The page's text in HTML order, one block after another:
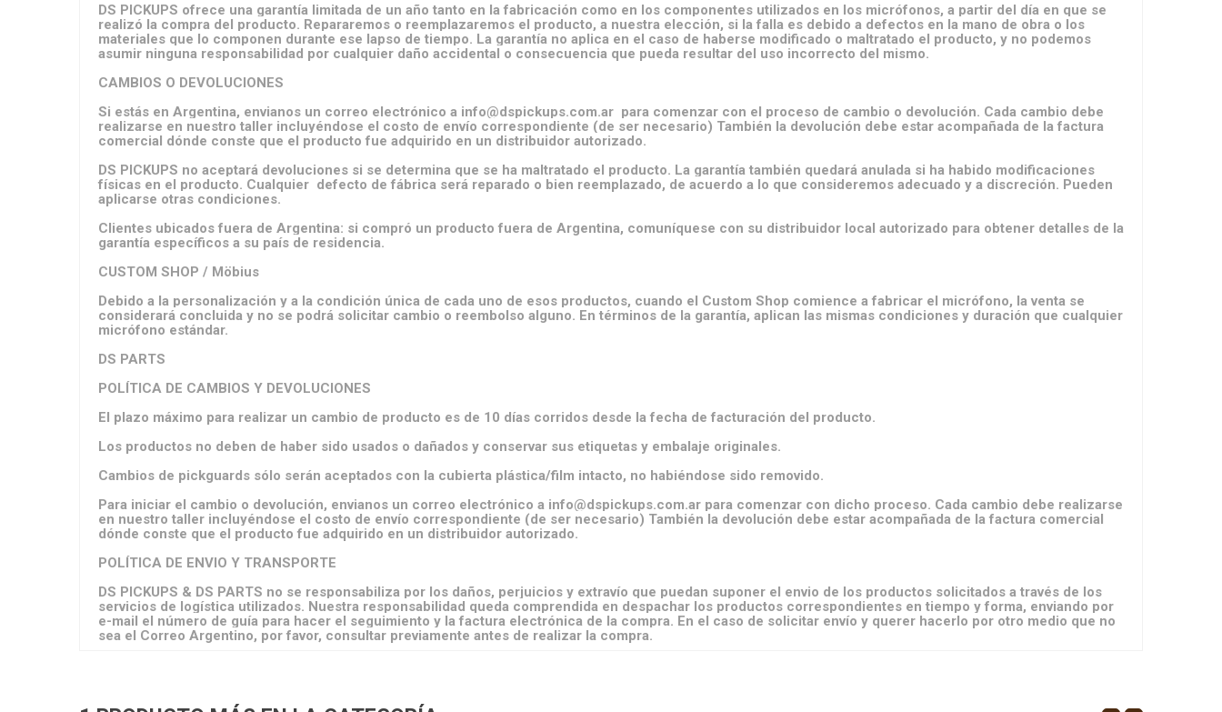
DS PICKUPS ofrece una garantía limitada de un año tanto en la fabricación como en los componentes utilizados en los micrófonos, a partir del día en que se
realizó la compra del producto. Repararemos o reemplazaremos el producto, a nuestra elección, si la falla es debido a defectos en la mano de obra o los
materiales que lo componen durante ese lapso de tiempo. La garantía no aplica en el caso de haberse modificado o maltratado el producto, y no podemos
asumir ninguna responsabilidad por cualquier daño accidental o consecuencia que pueda resultar del uso incorrecto del mismo.
CAMBIOS O DEVOLUCIONES
Si estás en Argentina, envianos un correo electrónico a info@dspickups.com.ar para comenzar con el proceso de cambio o devolución. Cada cambio debe
realizarse en nuestro taller incluyéndose el costo de envío correspondiente (de ser necesario) También la devolución debe estar acompañada de la factura
comercial dónde conste que el producto fue adquirido en un distribuidor autorizado.
DS PICKUPS no aceptará devoluciones si se determina que se ha maltratado el producto. La garantía también quedará anulada si ha habido modificaciones
físicas en el producto. Cualquier defecto de fábrica será reparado o bien reemplazado, de acuerdo a lo que consideremos adecuado y a discreción. Pueden
aplicarse otras condiciones.
Clientes ubicados fuera de Argentina: si compró un producto fuera de Argentina, comuníquese con su distribuidor local autorizado para obtener detalles de la
garantía específicos a su país de residencia.
CUSTOM SHOP / Möbius
Debido a la personalización y a la condición única de cada uno de esos productos, cuando el Custom Shop comience a fabricar el micrófono, la venta se
considerará concluida y no se podrá solicitar cambio o reembolso alguno. En términos de la garantía, aplican las mismas condiciones y duración que cualquier
micrófono estándar.
DS PARTS
POLÍTICA DE CAMBIOS Y DEVOLUCIONES
El plazo máximo para realizar un cambio de producto es de 10 días corridos desde la fecha de facturación del producto.
Los productos no deben de haber sido usados o dañados y conservar sus etiquetas y embalaje originales.
Cambios de pickguards sólo serán aceptados con la cubierta plástica/film intacto, no habiéndose sido removido.
Para iniciar el cambio o devolución, envianos un correo electrónico a info@dspickups.com.ar para comenzar con dicho proceso. Cada cambio debe realizarse
en nuestro taller incluyéndose el costo de envío correspondiente (de ser necesario) También la devolución debe estar acompañada de la factura comercial
dónde conste que el producto fue adquirido en un distribuidor autorizado.
POLÍTICA DE ENVIO Y TRANSPORTE
DS PICKUPS & DS PARTS no se responsabiliza por los daños, perjuicios y extravío que puedan suponer el envio de los productos solicitados a través de los
servicios de logística utilizados. Nuestra responsabilidad queda comprendida en despachar los productos correspondientes en tiempo y forma, enviando por
e-mail el número de guía para hacer el seguimiento y la factura electrónica de la compra. En el caso de solicitar envío y querer hacerlo por otro medio que no
sea el Correo Argentino, por favor, consultar previamente antes de realizar la compra.